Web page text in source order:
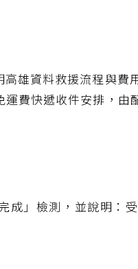
雄資料救援流程與費
費快遞收件安排，由
」檢測，並說明：